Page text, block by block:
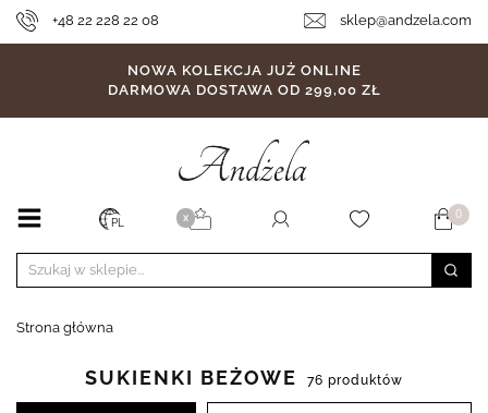
+48 22 228 22 08 sklep@andzela.com
NOWA KOLEKCJA JUŻ ONLINE
DARMOWA DOSTAWA OD 299,00 ZŁ
PL X 0
Strona główna
SUKIENKI BEŻOWE 76 produktów